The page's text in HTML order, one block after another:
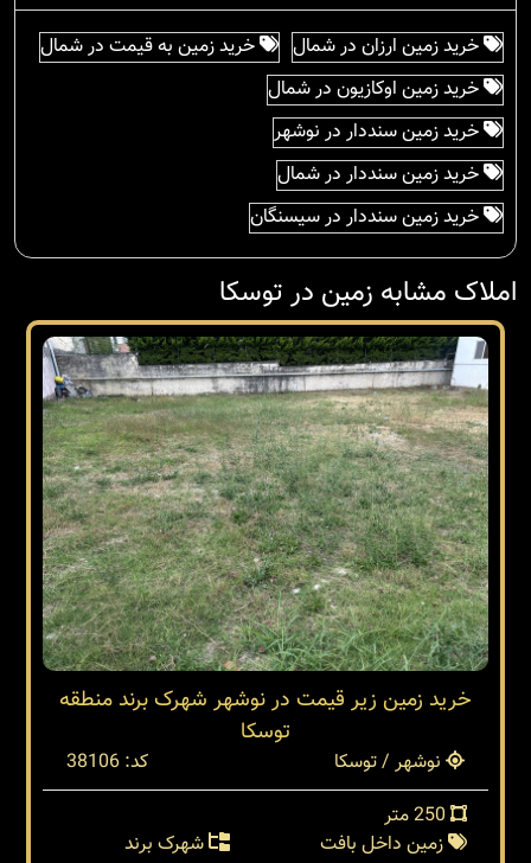
خرید زمین ارزان در شمال
خرید زمین به قیمت در شمال
خرید زمین اوکازیون در شمال
خرید زمین سنددار در نوشهر
خرید زمین سنددار در شمال
خرید زمین سنددار در سیسنگان
املاک مشابه زمین در توسکا
خرید زمین زیر قیمت در نوشهر شهرک برند منطقه
توسکا
نوشهر / توسکا
کد: 38106
زمین داخل بافت
شهرک برند